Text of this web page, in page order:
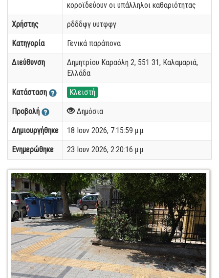
κοροϊδεύουν οι υπάλληλοι καθαριότητας
Χρήστης ρδδδφγ υυτφφγ
Κατηγορία Γενικά παράπονα
Διεύθυνση
Δημητρίου Καραόλη 2, 551 31, Καλαμαριά,
Ελλάδα
Κατάσταση Κλειστή
Προβολή Δημόσια
Δημιουργήθηκε 18 Ιουν 2026, 7:15:59 μ.μ.
Ενημερώθηκε 23 Ιουν 2026, 2:20:16 μ.μ.